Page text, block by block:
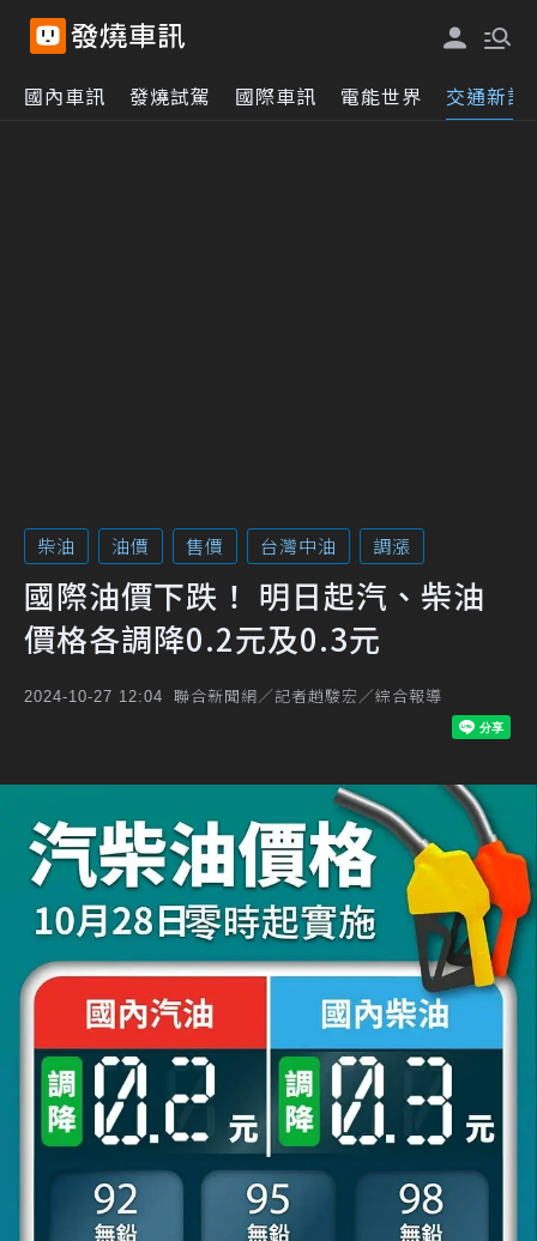
國內車訊 發燒試駕 國際車訊 電能世界 交通新訊
柴油 油價 售價 台灣中油 調漲
國際油價下跌！ 明日起汽、柴油
價格各調降0.2元及0.3元
2024-10-27 12:04 聯合新聞網／記者趙駿宏／綜合報導